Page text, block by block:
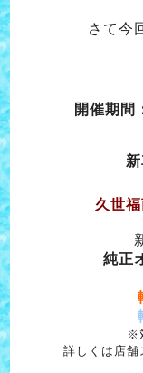
さて今
開催期間
久世
純正
※
詳しくは店舗